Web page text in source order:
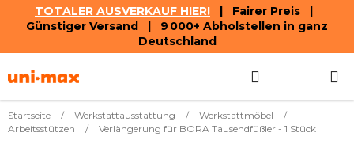
TOTALER AUSVERKAUF HIER! | Fairer Preis |
Günstiger Versand | 9 000+ Abholstellen in ganz
Deutschland
Inhalt
Startseite / Werkstattausstattung / Werkstattmöbel
/
Arbeitsstützen
/ Verlängerung für BORA Tausendfüßler - 1 Stück